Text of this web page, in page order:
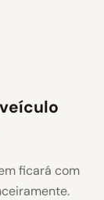
ficará com